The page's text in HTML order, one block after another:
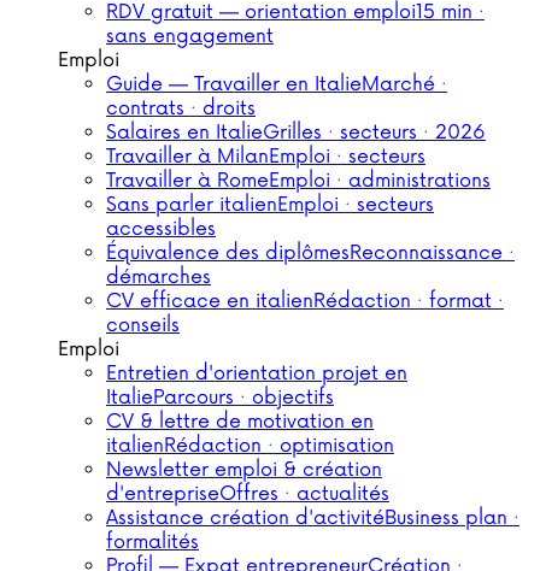
RDV gratuit — orientation emploi15 min ·
sans engagement
Emploi
Guide — Travailler en ItalieMarché ·
contrats · droits
Salaires en ItalieGrilles · secteurs · 2026
Travailler à MilanEmploi · secteurs
Travailler à RomeEmploi · administrations
Sans parler italienEmploi · secteurs
accessibles
Équivalence des diplômesReconnaissance ·
démarches
CV efficace en italienRédaction · format ·
conseils
Emploi
Entretien d'orientation projet en
ItalieParcours · objectifs
CV & lettre de motivation en
italienRédaction · optimisation
Newsletter emploi & création
d'entrepriseOffres · actualités
Assistance création d'activitéBusiness plan ·
formalités
Profil — Expat entrepreneurCréation ·